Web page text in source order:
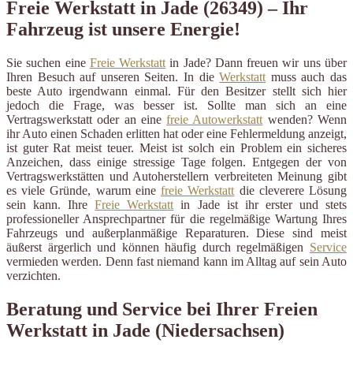
Freie Werkstatt in Jade (26349) – Ihr
Fahrzeug ist unsere Energie!
Sie suchen eine Freie Werkstatt in Jade? Dann freuen wir uns über
Ihren Besuch auf unseren Seiten. In dieWerkstatt muss auch das
beste Auto irgendwann einmal. Für den Besitzer stellt sich hier
jedoch die Frage, was besser ist. Sollte man sich an eine
Vertragswerkstatt oder an einefreie Autowerkstatt wenden? Wenn
ihr Auto einen Schaden erlitten hat oder eine Fehlermeldung anzeigt,
ist guter Rat meist teuer. Meist ist solch ein Problem ein sicheres
Anzeichen, dass einige stressige Tage folgen. Entgegen der von
Vertragswerkstätten und Autoherstellern verbreiteten Meinung gibt
es viele Gründe, warum einefreie Werkstatt die cleverere Lösung
sein kann. IhreFreie Werkstatt in Jade ist ihr erster und stets
professioneller Ansprechpartner für die regelmäßige Wartung Ihres
Fahrzeugs und außerplanmäßige Reparaturen. Diese sind meist
äußerst ärgerlich und können häufig durch regelmäßigen Service
vermieden werden. Denn fast niemand kann im Alltag auf sein Auto
verzichten.
Beratung und Service bei Ihrer Freien
Werkstatt in Jade (Niedersachsen)